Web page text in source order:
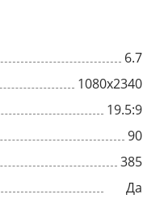
6.7
1080x2340
19.5:9
90
385
Да